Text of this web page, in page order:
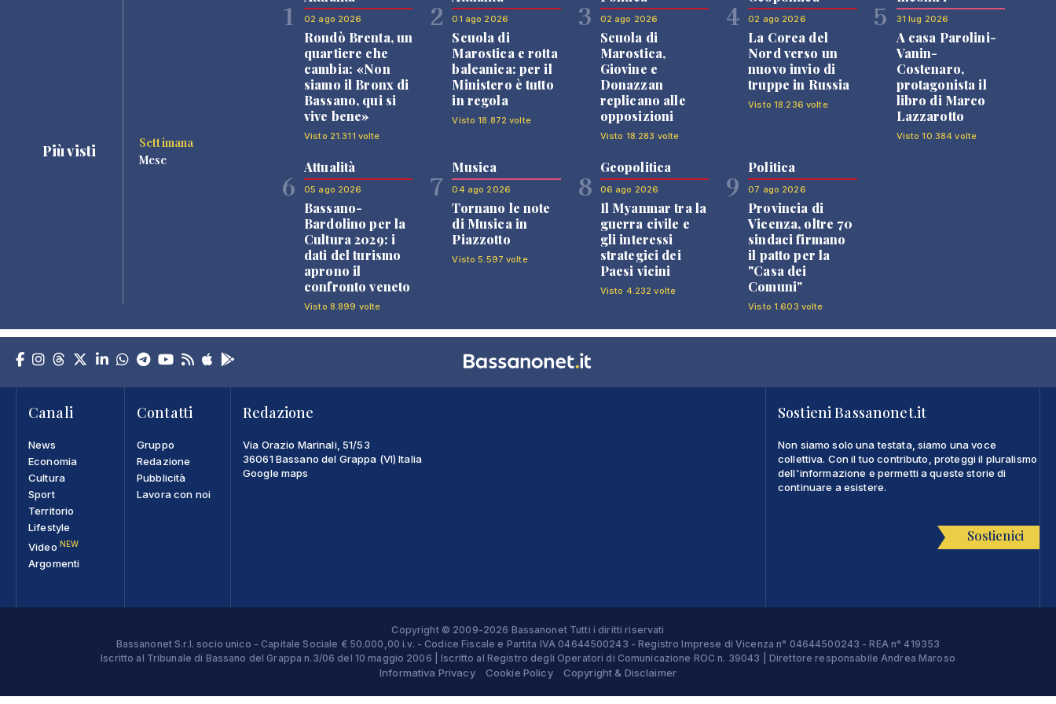
Più visti
Settimana
Mese
1 02 ago 2026
Rondò Brenta, un
quartiere che
cambia: «Non
siamo il Bronx di
Bassano, qui si
vive bene»
Visto 21.311 volte
2 01 ago 2026
Scuola di
Marostica e rotta
balcanica: per il
Ministero è tutto
in regola
Visto 18.872 volte
3 02 ago 2026
Scuola di
Marostica,
Giovine e
Donazzan
replicano alle
opposizioni
Visto 18.283 volte
4 02 ago 2026
La Corea del
Nord verso un
nuovo invio di
truppe in Russia
Visto 18.236 volte
5 31 lug 2026
A casa Parolini-
Vanin-
Costenaro,
protagonista il
libro di Marco
Lazzarotto
Visto 10.384 volte
6
Attualità
05 ago 2026
Bassano-
Bardolino per la
Cultura 2029: i
dati del turismo
aprono il
confronto veneto
Visto 8.899 volte
7
Musica
04 ago 2026
Tornano le note
di Musica in
Piazzotto
Visto 5.597 volte
8
Geopolitica
06 ago 2026
Il Myanmar tra la
guerra civile e
gli interessi
strategici dei
Paesi vicini
Visto 4.232 volte
9
Politica
07 ago 2026
Provincia di
Vicenza, oltre 70
sindaci firmano
il patto per la
"Casa dei
Comuni"
Visto 1.603 volte
Canali
News
Economia
Cultura
Sport
Territorio
Lifestyle
Video NEW
Argomenti
Contatti
Gruppo
Redazione
Pubblicità
Lavora con noi
Redazione
Via Orazio Marinali, 51/53
36061 Bassano del Grappa (VI) Italia
Google maps
Sostieni Bassanonet.it
Non siamo solo una testata, siamo una voce
collettiva. Con il tuo contributo, proteggi il pluralismo
dell'informazione e permetti a queste storie di
continuare a esistere.
Sostienici
Copyright © 2009-2026 Bassanonet Tutti i diritti riservati
Bassanonet S.r.l. socio unico - Capitale Sociale € 50.000,00 i.v. - Codice Fiscale e Partita IVA 04644500243 - Registro Imprese di Vicenza n° 04644500243 - REA n° 419353
Iscritto al Tribunale di Bassano del Grappa n.3/06 del 10 maggio 2006 | Iscritto al Registro degli Operatori di Comunicazione ROC n. 39043 | Direttore responsabile Andrea Maroso
Informativa Privacy Cookie Policy Copyright & Disclaimer